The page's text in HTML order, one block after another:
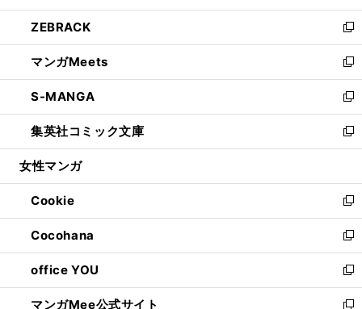
開
く
ウ
で
開
く
ン
ド
ウ
で
開
く
ウ
ィ
ン
ド
ウ
で
開
く
し
い
ウ
ィ
ン
ド
ウ
で
開
ZEBRACK
新
し
い
ウ
ィ
ン
ド
ウ
開
く
マンガMeets
新
し
い
ウ
ィ
ン
ウ
で
開
く
S-MANGA
新
し
い
ウ
ン
ド
ウ
で
開
く
集英社コミック文庫
新
し
ウ
ィ
ン
ド
ウ
で
開
く
女性マンガ
Cookie
新
し
い
ウ
ィ
ン
ド
Cocohana
新
し
い
ウ
office YOU
新
し
マンガMee公式サイト